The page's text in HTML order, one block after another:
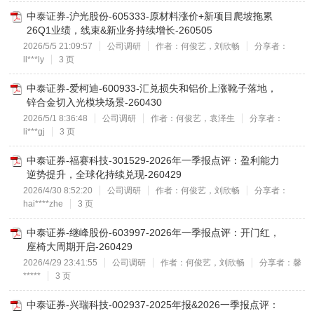
中泰证券-沪光股份-605333-原材料涨价+新项目爬坡拖累
26Q1业绩，线束&新业务持续增长-260505
2026/5/5 21:09:57 公司调研 作者：何俊艺，刘欣畅
分享者：
ll***ly
3 页
中泰证券-爱柯迪-600933-汇兑损失和铝价上涨靴子落地，
锌合金切入光模块场景-260430
2026/5/1 8:36:48 公司调研 作者：何俊艺，袁泽生
分享者：
li***gj
3 页
中泰证券-福赛科技-301529-2026年一季报点评：盈利能力
逆势提升，全球化持续兑现-260429
2026/4/30 8:52:20 公司调研 作者：何俊艺，刘欣畅
分享者：
hai****zhe
3 页
中泰证券-继峰股份-603997-2026年一季报点评：开门红，
座椅大周期开启-260429
2026/4/29 23:41:55 公司调研 作者：何俊艺，刘欣畅
分享者：馨
*****
3 页
中泰证券-兴瑞科技-002937-2025年报&2026一季报点评：